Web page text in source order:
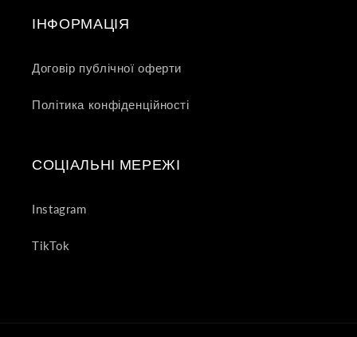
ІНФОРМАЦІЯ
Договір публічної оферти
Політика конфіденційності
СОЦІАЛЬНІ МЕРЕЖІ
Instagram
TikTok